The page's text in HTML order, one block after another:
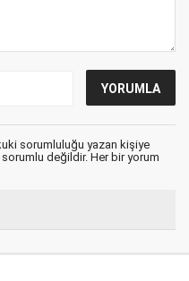
sorumluluğu yazan kişiye
değildir. Her bir yorum